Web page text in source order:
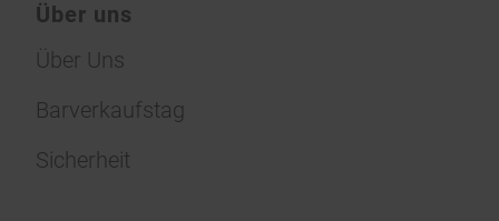
Über uns
Über Uns
Barverkaufstag
Sicherheit